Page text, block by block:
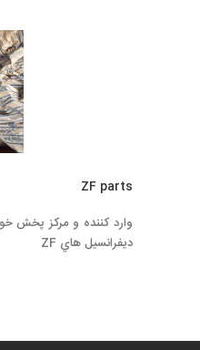
ZF parts
وارد كننده و مركز پخش
ديفرانسيل هاي ZF